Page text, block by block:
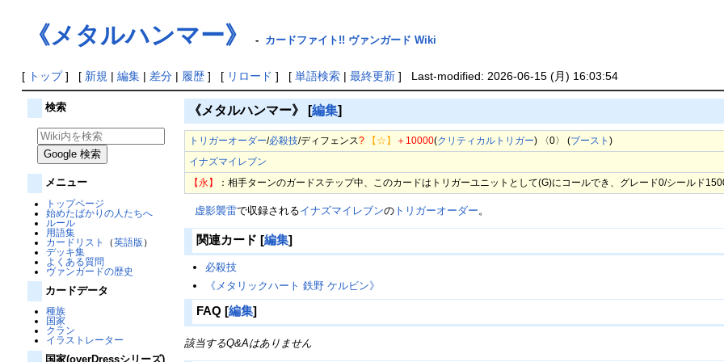
《メタルハンマー》 - カードファイト!! ヴァンガード Wiki
[ トップ] [ 新規 | 編集| 差分| 履歴] [ リロード ] [ 単語検索| 最終更新] Last-modified: 2026-06-15 (月) 16:03:54
検索
メニュー
トップページ
始めたばかりの人たちへ
ルール
用語集
カードリスト
（英語版 ）
デッキ集
よくある質問
ヴァンガードの歴史
カードデータ
種族
国家
クラン
イラストレーター
国家(overDressシリーズ)
《メタルハンマー》 [編集]
トリガーオーダー/必殺技/ディフェンス? 【☆】 ＋10000(クリティカルトリガー) 〈0〉 (ブースト)
イナズマイレブン
【永】
：相手ターンのガードステップ中、このカードはトリガーユニットとして(G)にコールでき、グレード0/シールド
虚影襲雷で収録されるイナズマイレブンの トリガーオーダー 。
関連カード [編集]
必殺技
《メタリックハート 鉄野 ケルビン》
FAQ [編集]
該当するQ&Aはありません